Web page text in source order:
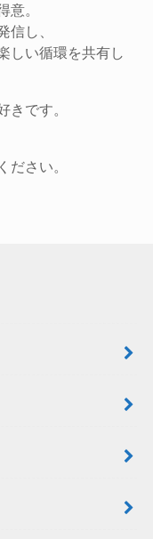
意。
信し、
しい循環を共有し
きです。
ださい。